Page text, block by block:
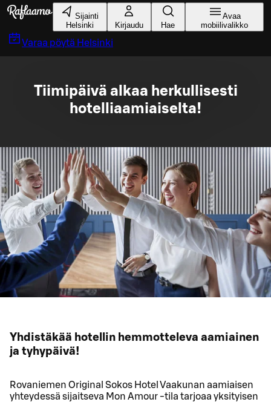
Siirry pääsisältöön
Sijainti
Helsinki
Kirjaudu Hae
Avaa
mobiilivalikko
Varaa pöytä Helsinki
Tiimipäivä alkaa herkullisesti
hotelliaamiaiselta!
Yhdistäkää hotellin hemmotteleva aamiainen
ja tyhypäivä!
Rovaniemen Original Sokos Hotel Vaakunan aamiaisen
yhteydessä sijaitseva Mon Amour -tila tarjoaa yksityisen